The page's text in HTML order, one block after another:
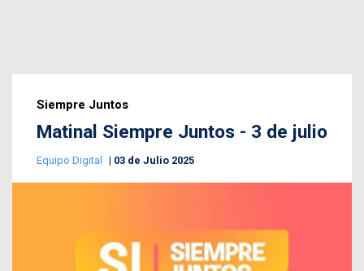
Siempre Juntos
Matinal Siempre Juntos - 3 de julio
Equipo Digital 03 de Julio 2025